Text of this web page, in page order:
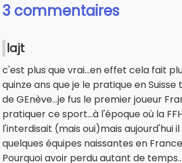
3 commentaires
lajt
c'est plus que vrai...en effet cela fait
quinze ans que je le pratique en Suisse
de GEnève...je fus le premier joueur
pratiquer ce sport...à l'époque où la
l'interdisait (mais oui)mais aujourd'hui il
quelques équipes naissantes en
Pourquoi avoir perdu autant de